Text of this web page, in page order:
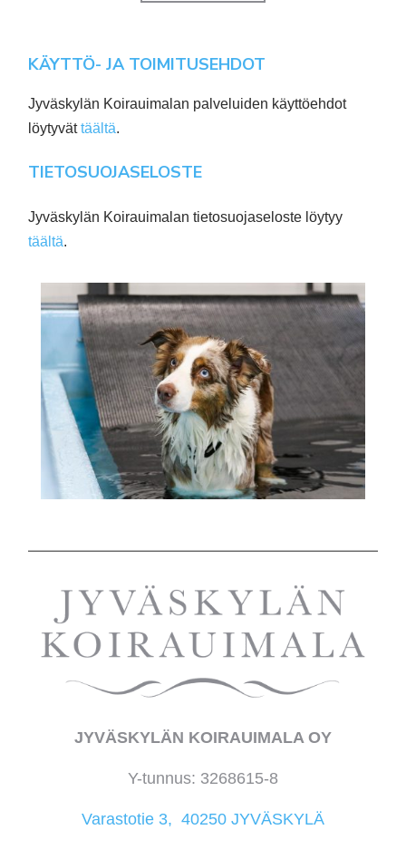
KÄYTTÖ- JA TOIMITUSEHDOT
Jyväskylän Koirauimalan palveluiden käyttöehdot
löytyvättäältä.
TIETOSUOJASELOSTE
Jyväskylän Koirauimalan tietosuojaseloste löytyy
täältä.
JYVÄSKYLÄN KOIRAUIMALA OY
Y-tunnus: 3268615-8
Varastotie 3, 40250 JYVÄSKYLÄ